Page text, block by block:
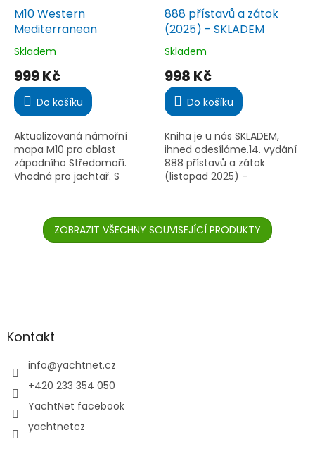
M10 Western
Mediterranean
Průměrné
hodnocení
produktu
je
5,0
5
hvězdiček.
Skladem
999 Kč
Do košíku
Aktualizovaná námořní
mapa M10 pro oblast
západního Středomoří.
Vhodná pro jachtař. S
provedením.
888 přístavů a zátok
(2025) - SKLADEM
Průměrné
hodnocení
produktu
je
4,4
5
hvězdiček.
Skladem
998 Kč
Do košíku
Kniha je u nás SKLADEM,
ihned odesíláme.14. vydání
888 přístavů a zátok
(listopad 2025) –
Detailní mapy, mariny,
zátoky, plavební...
ZOBRAZIT VŠECHNY SOUVISEJÍCÍ PRODUKTY
Z
aKontakt
info@yachtnet.cz
+420 233 354 050
YachtNet facebook
yachtnetcz